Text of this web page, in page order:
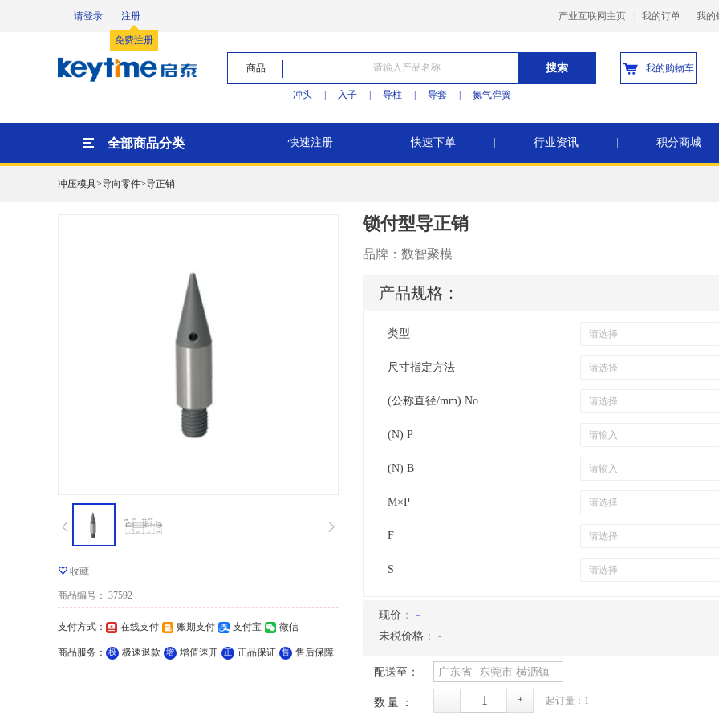
请登录 注册
免费注册
产业互联网主页 我的订单 我的
商品 搜索
冲头 入子 导柱 导套 氮气弹簧
我的购物车
全部商品分类 快速注册 快速下单 行业资讯 积分商城
冲压模具>导向零件>导正销
收藏
商品编号 ： 37592
支付方式 ： 在线支付 账期支付 支付宝 微信
商品服务 ： 极 极速退款 增 增值速开 正 正品保证 售 售后保障
锁付型导正销
品牌： 数智聚模
产品规格：
类型
尺寸指定方法
(公称直径/mm) No.
(N) P
(N) B
M×P
F
S
现价 ： -
未税价格 ： -
配送至： 广东省 东莞市 横沥镇
数量： - + 起订量： 1